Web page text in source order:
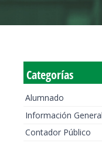
Categorías
Alumnado
Información General
Contador Público